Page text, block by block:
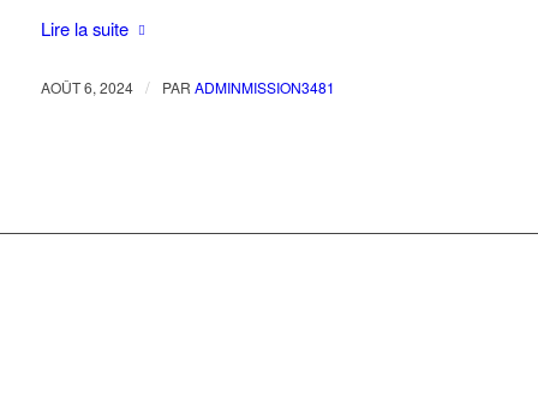
Lire la suite
AOÛT 6, 2024 / PAR ADMINMISSION3481